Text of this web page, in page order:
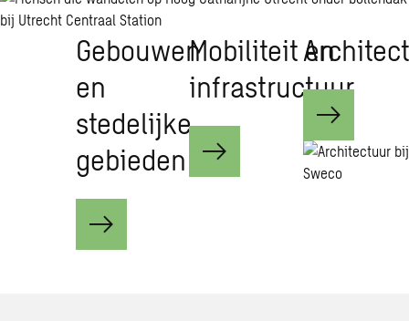
Gebouwen
en
stedelijke
gebieden
Mobiliteit en
infrastructuur